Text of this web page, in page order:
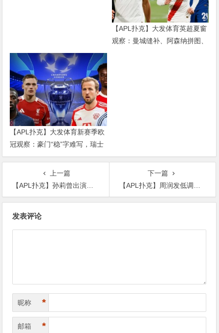
【APL扑克】大发体育英超夏窗
观察：曼城缝补、阿森纳拼图、
【APL扑克】大发体育新赛季欧
冠观察：豪门“稳”字难写，瑞士
轮赛制让每一场都变成生死
上一篇
【APL扑克】孙莉曾出演《天地传说之鱼美人》，如今一家人幸福而美好
下一篇
【APL扑克】周润发低调现身街头大方与粉丝合影，全程没有明星架子
发表评论
昵称 *
邮箱 *